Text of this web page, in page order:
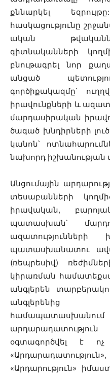
քննարկել
հասկացությունը
ական
գիտնականների
բնութագրել նոր
անցած
գործիքակազմը՝
իրավունքների և
մարդասիրական
ծագած խնդիրների
կանոն՝
նախորդ իշխանության
Անցումային
տեսաբանների
իրավական,
պատասխան՝
պատասխանատու
(ռեպրեսիվ)
կիրառման
անգլերեն
համապատասխանում
օգտագործվել է
«Արդարություն»